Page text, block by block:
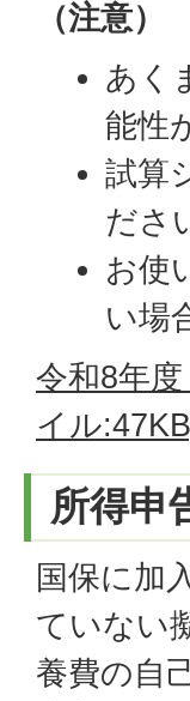
（注意）
あく
能性
試算
ださ
お使
い場
令和8年
イル
所得申
国保に加
ていない
養費の自